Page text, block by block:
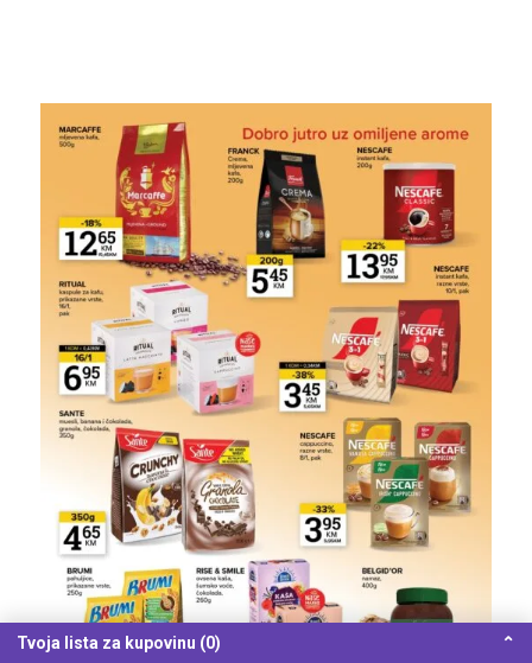
Tvoja lista za kupovinu (0) ⌃